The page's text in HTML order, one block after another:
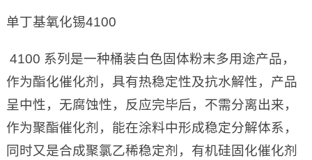
单丁基氧化锡4100
4100 系列是一种桶装白色固体粉末多用途产品，
作为酯化催化剂，具有热稳定性及抗水解性，产品
呈中性，无腐蚀性，反应完毕后，不需分离出来，
作为聚酯催化剂，能在涂料中形成稳定分解体系，
同时又是合成聚氯乙稀稳定剂，有机硅固化催化剂